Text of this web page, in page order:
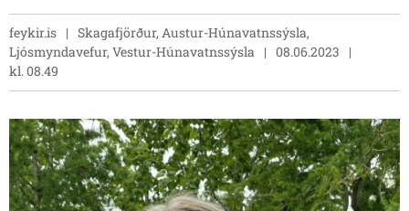
feykir.is
Skagafjörður, Austur-Húnavatnssýsla,
Ljósmyndavefur, Vestur-Húnavatnssýsla
08.06.2023
kl. 08.49